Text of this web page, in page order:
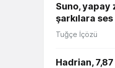
Suno, yapay
şarkılara
Tuğçe İçözü
Hadrian,